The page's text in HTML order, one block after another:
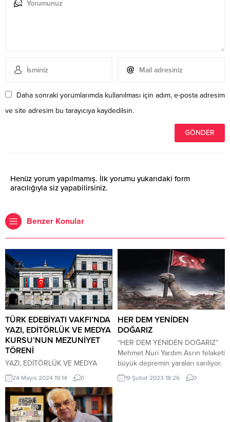
Daha sonraki yorumlarımda kullanılması için adım, e-posta adresim
ve site adresim bu tarayıcıya kaydedilsin.
Henüz yorum yapılmamış. İlk yorumu yukarıdaki form
aracılığıyla siz yapabilirsiniz.
Benzer Konular
TÜRK EDEBİYATI VAKFI’NDA
YAZI, EDİTÖRLÜK VE MEDYA
KURSU’NUN MEZUNİYET
TÖRENİ
YAZI, EDİTÖRLÜK VE MEDYA
KURSU’NUN MEZUNİYET
TÖRENİ, YARIN TÜRK EDEBİYATI
VAKFI’NDA İstanbul ve civar
illerde 16 yıldan beri devam eden
“Yazı, Editörlük ve Medya
24 Mayıs 2024 19:14 0
HER DEM YENİDEN
DOĞARIZ
“HER DEM YENİDEN DOĞARIZ”
Mehmet Nuri Yardım Asrın felaketi
büyük depremin yaraları sarılıyor.
İki haftadır Türkiye’de muazzam
bir yardım seferberliği ve
19 Şubat 2023 18:26 0